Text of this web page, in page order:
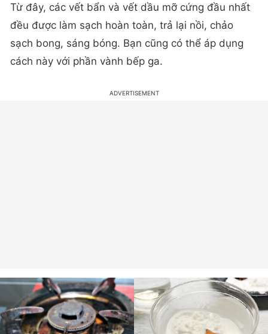
Từ đây, các vết bẩn và vết dầu mỡ cứng đầu nhất
đều được làm sạch hoàn toàn, trả lại nồi, chảo
sạch bong, sáng bóng. Bạn cũng có thể áp dụng
cách này với phần vành bếp ga.